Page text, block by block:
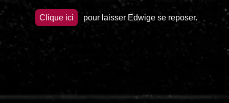
Clique ici pour laisser Edwige se reposer.